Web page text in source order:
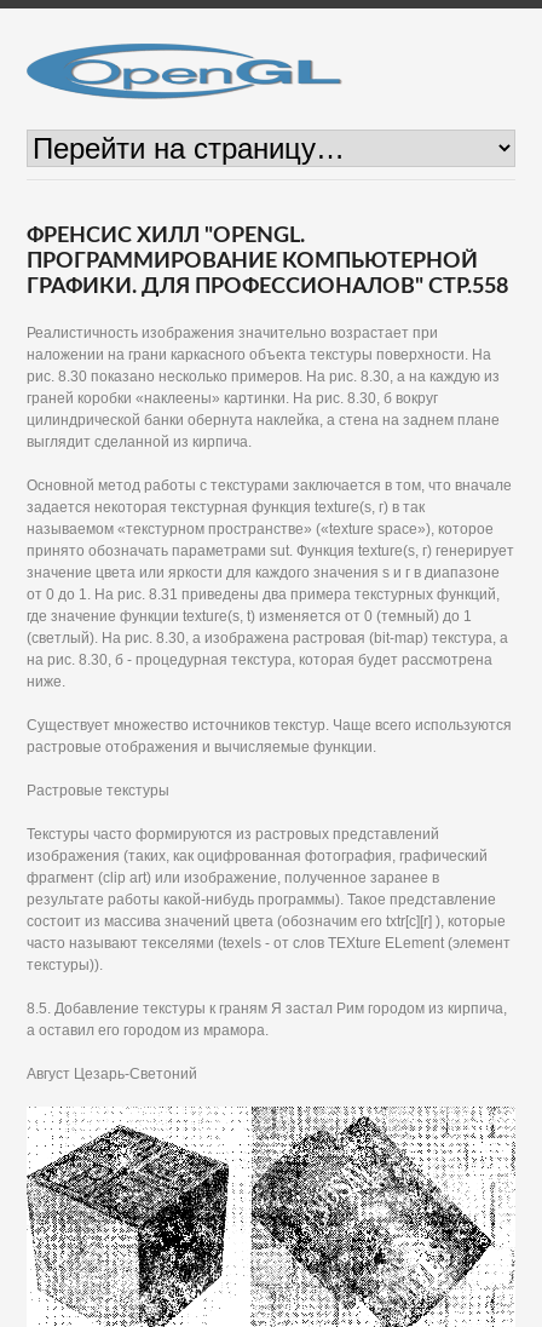
ФРЕНСИС ХИЛЛ "OPENGL.
ПРОГРАММИРОВАНИЕ КОМПЬЮТЕРНОЙ
ГРАФИКИ. ДЛЯ ПРОФЕССИОНАЛОВ" СТР.558
Реалистичность изображения значительно возрастает при
наложении на грани каркасного объекта текстуры поверхности. На
рис. 8.30 показано несколько примеров. На рис. 8.30, а на каждую из
граней коробки «наклеены» картинки. На рис. 8.30, б вокруг
цилиндрической банки обернута наклейка, а стена на заднем плане
выглядит сделанной из кирпича.
Основной метод работы с текстурами заключается в том, что вначале
задается некоторая текстурная функция texture(s, г) в так
называемом «текстурном пространстве» («texture space»), которое
принято обозначать параметрами sut. Функция texture(s, г) генерирует
значение цвета или яркости для каждого значения s и г в диапазоне
от 0 до 1. На рис. 8.31 приведены два примера текстурных функций,
где значение функции texture(s, t) изменяется от 0 (темный) до 1
(светлый). На рис. 8.30, а изображена растровая (bit-map) текстура, а
на рис. 8.30, б - процедурная текстура, которая будет рассмотрена
ниже.
Существует множество источников текстур. Чаще всего используются
растровые отображения и вычисляемые функции.
Растровые текстуры
Текстуры часто формируются из растровых представлений
изображения (таких, как оцифрованная фотография, графический
фрагмент (clip art) или изображение, полученное заранее в
результате работы какой-нибудь программы). Такое представление
состоит из массива значений цвета (обозначим его txtr[c][r] ), которые
часто называют текселями (texels - от слов TEXture ELement (элемент
текстуры)).
8.5. Добавление текстуры к граням Я застал Рим городом из кирпича,
а оставил его городом из мрамора.
Август Цезарь-Светоний